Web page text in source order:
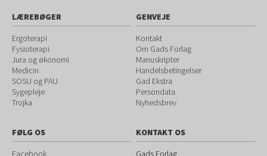
LÆREBØGER
Ergoterapi
Fysioterapi
Jura og økonomi
Medicin
SOSU og PAU
Sygepleje
Trojka
GENVEJE
Kontakt
Om Gads Forlag
Manuskripter
Handelsbetingelser
Gad Ekstra
Persondata
Nyhedsbrev
FØLG OS
Facebook
KONTAKT OS
Gads Forlag